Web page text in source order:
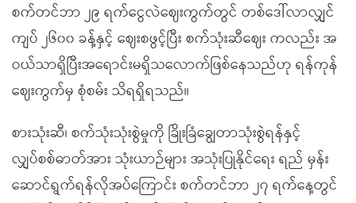
စက်တင်ဘာ ၂၉ ရက်ငွေလဲဈေးကွက်တွင် တစ်ဒေါ်လာလျှင်
ကျပ် ၂၆၀၀ ခန့်နှင့် ဈေးစဖွင့်ပြီး စက်သုံးဆီဈေး ကလည်း အ
ဝယ်သာရှိပြီးအရောင်းမရှိသလောက်ဖြစ်နေသည်ဟု ရန်ကုန်
ဈေးကွက်မှ စုံစမ်း သိရရှိရသည်။
စားသုံးဆီ၊ စက်သုံးသုံးစွဲမှုကို ခြိုးခြံချွေတာသုံးစွဲရန်နှင့်
လျှပ်စစ်ဓာတ်အား သုံးယာဉ်များ အသုံးပြုနိုင်ရေး ရည် မှန်း
ဆောင်ရွက်ရန်လိုအပ်ကြောင်း စက်တင်ဘာ ၂၇ ရက်နေ့တွင်